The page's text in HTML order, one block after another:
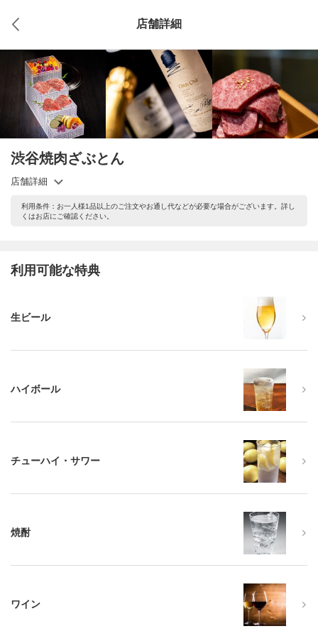
店舗詳細
渋谷焼肉ざぶとん
店舗詳細
利用条件：お一人様1品以上のご注文やお通し代などが必要な場合がございます。詳し
くはお店にご確認ください。
利用可能な特典
生ビール
ハイボール
チューハイ・サワー
焼酎
ワイン